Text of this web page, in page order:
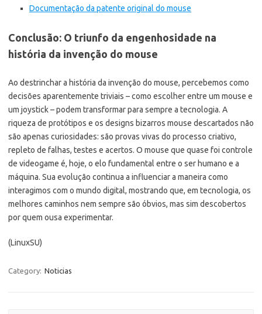
Documentação da patente original do mouse
Conclusão: O triunfo da engenhosidade na
história da invenção do mouse
Ao destrinchar a história da invenção do mouse, percebemos como
decisões aparentemente triviais – como escolher entre um mouse e
um joystick – podem transformar para sempre a tecnologia. A
riqueza de protótipos e os designs bizarros mouse descartados não
são apenas curiosidades: são provas vivas do processo criativo,
repleto de falhas, testes e acertos. O mouse que quase foi controle
de videogame é, hoje, o elo fundamental entre o ser humano e a
máquina. Sua evolução continua a influenciar a maneira como
interagimos com o mundo digital, mostrando que, em tecnologia, os
melhores caminhos nem sempre são óbvios, mas sim descobertos
por quem ousa experimentar.
(LinuxSU)
Category: Noticias